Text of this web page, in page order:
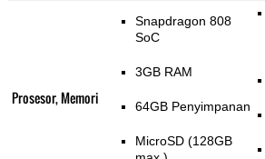
Prosesor, Memori
Snapdragon 808
SoC
3GB RAM
64GB Penyimpanan
MicroSD (128GB